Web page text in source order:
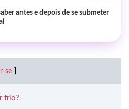
antes e depois de se submeter
se
frio?